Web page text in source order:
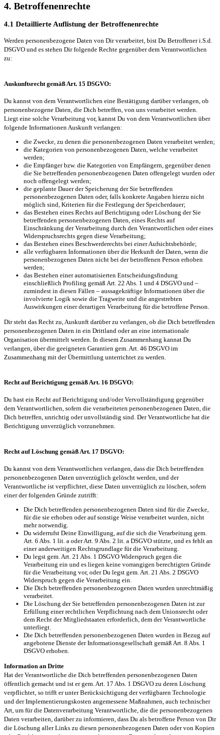
4. Betroffenenrechte
4.1 Detaillierte Auflistung der Betroffenenrechte
Werden personenbezogene Daten von Dir verarbeitet, bist Du Betroffener i.S.d.
DSGVO und es stehen Dir folgende Rechte gegenüber dem Verantwortlichen
zu:
Auskunftsrecht gemäß Art. 15 DSGVO:
Du kannst von dem Verantwortlichen eine Bestätigung darüber verlangen, ob
personenbezogene Daten, die Dich betreffen, von uns verarbeitet werden.
Liegt eine solche Verarbeitung vor, kannst Du von dem Verantwortlichen über
folgende Informationen Auskunft verlangen:
die Zwecke, zu denen die personenbezogenen Daten verarbeitet werden;
die Kategorien von personenbezogenen Daten, welche verarbeitet
werden;
die Empfänger bzw. die Kategorien von Empfängern, gegenüber denen
die Sie betreffenden personenbezogenen Daten offengelegt wurden oder
noch offengelegt werden;
die geplante Dauer der Speicherung der Sie betreffenden
personenbezogenen Daten oder, falls konkrete Angaben hierzu nicht
möglich sind, Kriterien für die Festlegung der Speicherdauer;
das Bestehen eines Rechts auf Berichtigung oder Löschung der Sie
betreffenden personenbezogenen Daten, eines Rechts auf
Einschränkung der Verarbeitung durch den Verantwortlichen oder eines
Widerspruchsrechts gegen diese Verarbeitung;
das Bestehen eines Beschwerderechts bei einer Aufsichtsbehörde;
alle verfügbaren Informationen über die Herkunft der Daten, wenn die
personenbezogenen Daten nicht bei der betroffenen Person erhoben
werden;
das Bestehen einer automatisierten Entscheidungsfindung
einschließlich Profiling gemäß Art. 22 Abs. 1 und 4 DSGVO und –
zumindest in diesen Fällen – aussagekräftige Informationen über die
involvierte Logik sowie die Tragweite und die angestrebten
Auswirkungen einer derartigen Verarbeitung für die betroffene Person.
Dir steht das Recht zu, Auskunft darüber zu verlangen, ob die Dich betreffenden
personenbezogenen Daten in ein Drittland oder an eine internationale
Organisation übermittelt werden. In diesem Zusammenhang kannat Du
verlangen, über die geeigneten Garantien gem. Art. 46 DSGVO im
Zusammenhang mit der Übermittlung unterrichtet zu werden.
Recht auf Berichtigung gemäß Art. 16 DSGVO:
Du hast ein Recht auf Berichtigung und/oder Vervollständigung gegenüber
dem Verantwortlichen, sofern die verarbeiteten personenbezogenen Daten, die
Dich betreffen, unrichtig oder unvollständig sind. Der Verantwortliche hat die
Berichtigung unverzüglich vorzunehmen.
Recht auf Löschung gemäß Art. 17 DSGVO:
Du kannst von dem Verantwortlichen verlangen, dass die Dich betreffenden
personenbezogenen Daten unverzüglich gelöscht werden, und der
Verantwortliche ist verpflichtet, diese Daten unverzüglich zu löschen, sofern
einer der folgenden Gründe zutrifft:
Die Dich betreffenden personenbezogenen Daten sind für die Zwecke,
für die sie erhoben oder auf sonstige Weise verarbeitet wurden, nicht
mehr notwendig.
Du widerrufst Deine Einwilligung, auf die sich die Verarbeitung gem.
Art. 6 Abs. 1 lit. a oder Art. 9 Abs. 2 lit. a DSGVO stützte, und es fehlt an
einer anderweitigen Rechtsgrundlage für die Verarbeitung.
Du legst gem. Art. 21 Abs. 1 DSGVO Widerspruch gegen die
Verarbeitung ein und es liegen keine vorrangigen berechtigten Gründe
für die Verarbeitung vor, oder Du legst gem. Art. 21 Abs. 2 DSGVO
Widerspruch gegen die Verarbeitung ein.
Die Dich betreffenden personenbezogenen Daten wurden unrechtmäßig
verarbeitet.
Die Löschung der Sie betreffenden personenbezogenen Daten ist zur
Erfüllung einer rechtlichen Verpflichtung nach dem Unionsrecht oder
dem Recht der Mitgliedstaaten erforderlich, dem der Verantwortliche
unterliegt.
Die Dich betreffenden personenbezogenen Daten wurden in Bezug auf
angebotene Dienste der Informationsgesellschaft gemäß Art. 8 Abs. 1
DSGVO erhoben.
Information an Dritte
Hat der Verantwortliche die Dich betreffenden personenbezogenen Daten
öffentlich gemacht und ist er gem. Art. 17 Abs. 1 DSGVO zu deren Löschung
verpflichtet, so trifft er unter Berücksichtigung der verfügbaren Technologie
und der Implementierungskosten angemessene Maßnahmen, auch technischer
Art, um für die Datenverarbeitung Verantwortliche, die die personenbezogenen
Daten verarbeiten, darüber zu informieren, dass Du als betroffene Person von Dir
die Löschung aller Links zu diesen personenbezogenen Daten oder von Kopien